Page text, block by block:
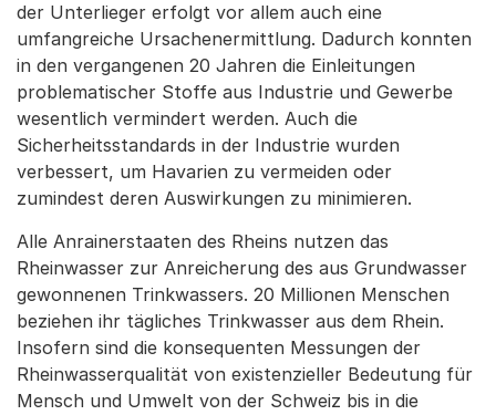
der Unterlieger erfolgt vor allem auch eine
umfangreiche Ursachenermittlung. Dadurch konnten
in den vergangenen 20 Jahren die Einleitungen
problematischer Stoffe aus Industrie und Gewerbe
wesentlich vermindert werden. Auch die
Sicherheitsstandards in der Industrie wurden
verbessert, um Havarien zu vermeiden oder
zumindest deren Auswirkungen zu minimieren.
Alle Anrainerstaaten des Rheins nutzen das
Rheinwasser zur Anreicherung des aus Grundwasser
gewonnenen Trinkwassers. 20 Millionen Menschen
beziehen ihr tägliches Trinkwasser aus dem Rhein.
Insofern sind die konsequenten Messungen der
Rheinwasserqualität von existenzieller Bedeutung für
Mensch und Umwelt von der Schweiz bis in die